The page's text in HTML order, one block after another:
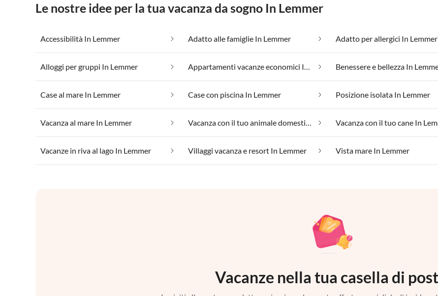
Le nostre idee per la tua vacanza da sogno In Lemmer
Accessibilità In Lemmer Adatto alle famiglie In Lemmer Adatto per allergici In Lemmer
Alloggi per gruppi In Lemmer Appartamenti vacanze economici In Lemmer Benessere e bellezza In
Case al mare In Lemmer Case con piscina In Lemmer Posizione isolata In Lemmer
Vacanza al mare In Lemmer Vacanza con il tuo animale domestico In Lemmer Vacanza con il tuo cane In
Vacanze in riva al lago In Lemmer Villaggi vacanza e resort In Lemmer Vista mare In Lemmer
Vacanze nella tua casella di